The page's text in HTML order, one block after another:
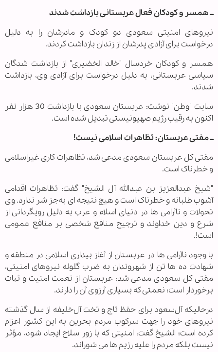
ــ همسر و کودکان فعال عربستانی بازداشت شدند
نیروهای امنیتی سعودی دو کودک و مادرشان را به دلیل
درخواست برای آزادی پدرشان از زندان بازداشت کردند.
همسر و کودکان خردسال "خالد الخضیری" از بازداشت شدگان
سیاسی عربستانی، به دلیل درخواست برای آزادی وی، بازداشت
شدند.
سایت "وطن" نوشت: عربستان سعودی با بازداشت 30 هزار نفر
اکنون به رقیب رژیم صهیونیستی تبدیل شده است.
ــ مفتی عربستان: تظاهرات اسلامی نیست!
مفتی کل عربستان سعودی مدعی شد، تظاهرات کاری غیراسلامی
و خطرناک است‌.
"شیخ عبدالعزیز بن عبدالله آل الشیخ" گفت: تظاهرات اقدامی
آشوب طلبانه و خطرناک است و هیچ نتیجه ای به‌جز شر ندارد. وی
تحولات و نا‌آرامی ها در دنیای اسلام و عرب به دلیل رویگردانی از
شرع و دین خداوند و ترجیح منافع شخصی بر منافع عمومی
است!.
با وجود ناآرامی ها در عربستان از آغاز بیداری اسلامی در منطقه و
شهادت ده ها تن از شهروندان به ضرب گلوله نیروهای امنیتی،
مفتی کل سعودی مدعی شد: عربستان از نعمت امنیت و ثبات
برخوردار است؛ نعمتی که بسیاری آرزوی آن را دارند.
درحالیکه آل‌سعود برای حفظ تاج و تخت آل‌خلیفه از سال گذشته
نیروهای خود را جهت سرکوب مردم بحرین به این کشور اعزام
کرده است؛ الشیخ گفت، امنیتی که با زور سلاح ایجاد شود، مؤثر
نیست بلکه مردم را علیه رژیم ها می شوراند.